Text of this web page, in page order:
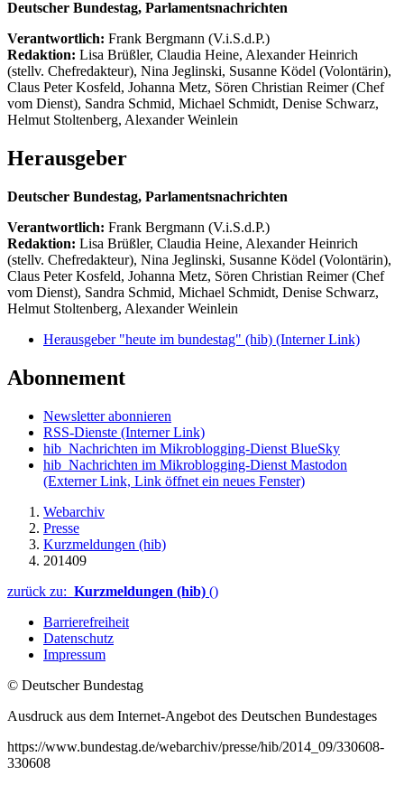
Deutscher Bundestag, Parlamentsnachrichten
Verantwortlich: Frank Bergmann (V.i.S.d.P.)
Redaktion: Lisa Brüßler, Claudia Heine, Alexander Heinrich
(stellv. Chefredakteur), Nina Jeglinski, Susanne Ködel (Volontärin),
Claus Peter Kosfeld, Johanna Metz, Sören Christian Reimer (Chef
vom Dienst), Sandra Schmid, Michael Schmidt, Denise Schwarz,
Helmut Stoltenberg, Alexander Weinlein
Herausgeber
Deutscher Bundestag, Parlamentsnachrichten
Verantwortlich: Frank Bergmann (V.i.S.d.P.)
Redaktion: Lisa Brüßler, Claudia Heine, Alexander Heinrich
(stellv. Chefredakteur), Nina Jeglinski, Susanne Ködel (Volontärin),
Claus Peter Kosfeld, Johanna Metz, Sören Christian Reimer (Chef
vom Dienst), Sandra Schmid, Michael Schmidt, Denise Schwarz,
Helmut Stoltenberg, Alexander Weinlein
Herausgeber "heute im bundestag" (hib) (Interner Link)
Abonnement
Newsletter abonnieren
RSS-Dienste (Interner Link)
hib_Nachrichten im Mikroblogging-Dienst BlueSky
hib_Nachrichten im Mikroblogging-Dienst Mastodon
(Externer Link, Link öffnet ein neues Fenster)
Webarchiv
Presse
Kurzmeldungen (hib)
201409
zurück zu: Kurzmeldungen (hib) ()
Barrierefreiheit
Datenschutz
Impressum
© Deutscher Bundestag
Ausdruck aus dem Internet-Angebot des Deutschen Bundestages
https://www.bundestag.de/webarchiv/presse/hib/2014_09/330608-
330608